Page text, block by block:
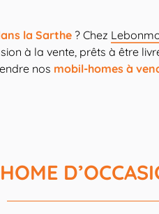
la Sarthe ? Chez
à la vente, prêts à être
nos mobil-homes à